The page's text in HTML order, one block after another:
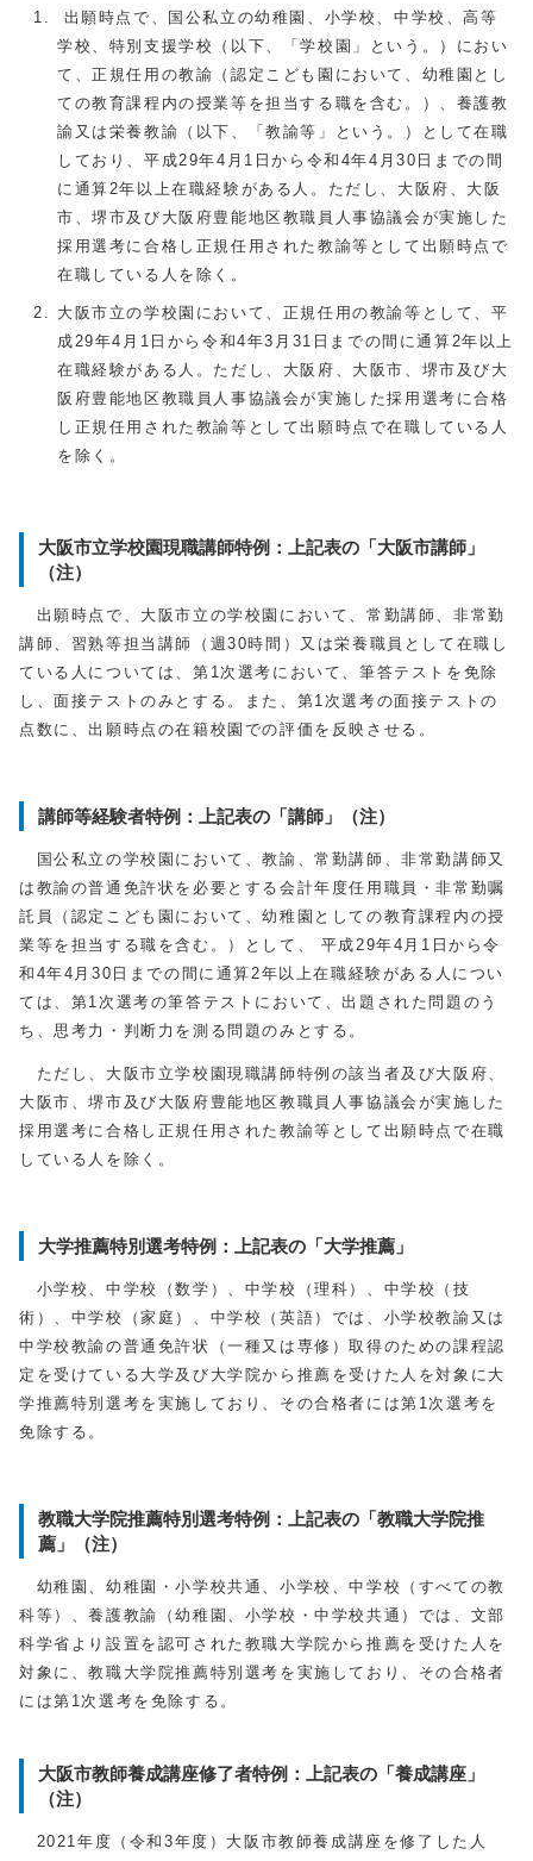
出願時点で、国公私立の幼稚園、小学校、中学校、高等
学校、特別支援学校（以下、「学校園」という。）におい
て、正規任用の教諭（認定こども園において、幼稚園とし
ての教育課程内の授業等を担当する職を含む。）、養護教
諭又は栄養教諭（以下、「教諭等」という。）として在職
しており、平成29年4月1日から令和4年4月30日までの間
に通算2年以上在職経験がある人。ただし、大阪府、大阪
市、堺市及び大阪府豊能地区教職員人事協議会が実施した
採用選考に合格し正規任用された教諭等として出願時点で
在職している人を除く。
大阪市立の学校園において、正規任用の教諭等として、平
成29年4月1日から令和4年3月31日までの間に通算2年以上
在職経験がある人。ただし、大阪府、大阪市、堺市及び大
阪府豊能地区教職員人事協議会が実施した採用選考に合格
し正規任用された教諭等として出願時点で在職している人
を除く。
大阪市立学校園現職講師特例：上記表の「大阪市講師」
（注）
出願時点で、大阪市立の学校園において、常勤講師、非常勤
講師、習熟等担当講師（週30時間）又は栄養職員として在職し
ている人については、第1次選考において、筆答テストを免除
し、面接テストのみとする。また、第1次選考の面接テストの
点数に、出願時点の在籍校園での評価を反映させる。
講師等経験者特例：上記表の「講師」（注）
国公私立の学校園において、教諭、常勤講師、非常勤講師又
は教諭の普通免許状を必要とする会計年度任用職員・非常勤嘱
託員（認定こども園において、幼稚園としての教育課程内の授
業等を担当する職を含む。）として、 平成29年4月1日から令
和4年4月30日までの間に通算2年以上在職経験がある人につい
ては、第1次選考の筆答テストにおいて、出題された問題のう
ち、思考力・判断力を測る問題のみとする。
ただし、大阪市立学校園現職講師特例の該当者及び大阪府、
大阪市、堺市及び大阪府豊能地区教職員人事協議会が実施した
採用選考に合格し正規任用された教諭等として出願時点で在職
している人を除く。
大学推薦特別選考特例：上記表の「大学推薦」
小学校、中学校（数学）、中学校（理科）、中学校（技
術）、中学校（家庭）、中学校（英語）では、小学校教諭又は
中学校教諭の普通免許状（一種又は専修）取得のための課程認
定を受けている大学及び大学院から推薦を受けた人を対象に大
学推薦特別選考を実施しており、その合格者には第1次選考を
免除する。
教職大学院推薦特別選考特例：上記表の「教職大学院推
薦」（注）
幼稚園、幼稚園・小学校共通、小学校、中学校（すべての教
科等）、養護教諭（幼稚園、小学校・中学校共通）では、文部
科学省より設置を認可された教職大学院から推薦を受けた人を
対象に、教職大学院推薦特別選考を実施しており、その合格者
には第1次選考を免除する。
大阪市教師養成講座修了者特例：上記表の「養成講座」
（注）
2021年度（令和3年度）大阪市教師養成講座を修了した人